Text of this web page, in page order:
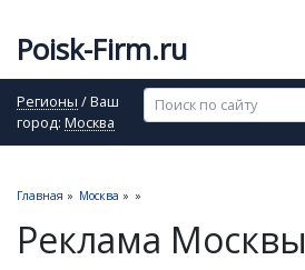
Poisk-Firm.ru
Регионы / Ваш
город: Москва
Главная » Москва » »
Реклама Москвы